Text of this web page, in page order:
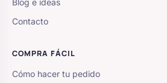
Contacto
COMPRA FÁCIL
Cómo hacer tu pedido